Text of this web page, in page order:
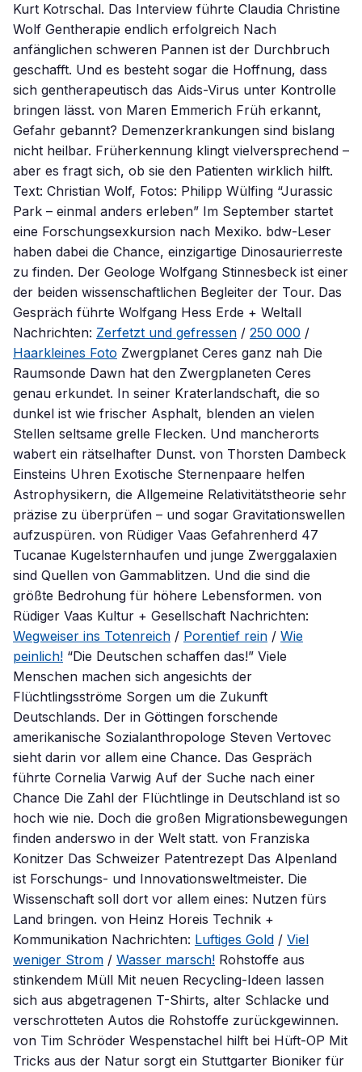
Kurt Kotrschal. Das Interview führte Claudia Christine
Wolf Gentherapie endlich erfolgreich Nach
anfänglichen schweren Pannen ist der Durchbruch
geschafft. Und es besteht sogar die Hoffnung, dass
sich gentherapeutisch das Aids-Virus unter Kontrolle
bringen lässt. von Maren Emmerich Früh erkannt,
Gefahr gebannt? Demenzerkrankungen sind bislang
nicht heilbar. Früherkennung klingt vielversprechend –
aber es fragt sich, ob sie den Patienten wirklich hilft.
Text: Christian Wolf, Fotos: Philipp Wülfing “Jurassic
Park – einmal anders erleben” Im September startet
eine Forschungsexkursion nach Mexiko. bdw-Leser
haben dabei die Chance, einzigartige Dinosaurierreste
zu finden. Der Geologe Wolfgang Stinnesbeck ist einer
der beiden wissenschaftlichen Begleiter der Tour. Das
Gespräch führte Wolfgang Hess Erde + Weltall
Nachrichten: Zerfetzt und gefressen / 250 000 /
Haarkleines Foto Zwergplanet Ceres ganz nah Die
Raumsonde Dawn hat den Zwergplaneten Ceres
genau erkundet. In seiner Kraterlandschaft, die so
dunkel ist wie frischer Asphalt, blenden an vielen
Stellen seltsame grelle Flecken. Und mancherorts
wabert ein rätselhafter Dunst. von Thorsten Dambeck
Einsteins Uhren Exotische Sternenpaare helfen
Astrophysikern, die Allgemeine Relativitätstheorie sehr
präzise zu überprüfen – und sogar Gravitationswellen
aufzuspüren. von Rüdiger Vaas Gefahrenherd 47
Tucanae Kugelsternhaufen und junge Zwerggalaxien
sind Quellen von Gammablitzen. Und die sind die
größte Bedrohung für höhere Lebensformen. von
Rüdiger Vaas Kultur + Gesellschaft Nachrichten:
Wegweiser ins Totenreich / Porentief rein / Wie
peinlich! “Die Deutschen schaffen das!” Viele
Menschen machen sich angesichts der
Flüchtlingsströme Sorgen um die Zukunft
Deutschlands. Der in Göttingen forschende
amerikanische Sozialanthropologe Steven Vertovec
sieht darin vor allem eine Chance. Das Gespräch
führte Cornelia Varwig Auf der Suche nach einer
Chance Die Zahl der Flüchtlinge in Deutschland ist so
hoch wie nie. Doch die großen Migrationsbewegungen
finden anderswo in der Welt statt. von Franziska
Konitzer Das Schweizer Patentrezept Das Alpenland
ist Forschungs- und Innovationsweltmeister. Die
Wissenschaft soll dort vor allem eines: Nutzen fürs
Land bringen. von Heinz Horeis Technik +
Kommunikation Nachrichten: Luftiges Gold / Viel
weniger Strom / Wasser marsch! Rohstoffe aus
stinkendem Müll Mit neuen Recycling-Ideen lassen
sich aus abgetragenen T-Shirts, alter Schlacke und
verschrotteten Autos die Rohstoffe zurückgewinnen.
von Tim Schröder Wespenstachel hilft bei Hüft-OP Mit
Tricks aus der Natur sorgt ein Stuttgarter Bioniker für